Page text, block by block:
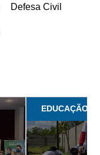
Defesa Civil
EDUCAÇÃO